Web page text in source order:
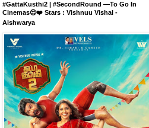
#GattaKusthi2 | #SecondRound —To Go In
Cinemas😍❤️ Stars : Vishnuu Vishal -
Aishwarya